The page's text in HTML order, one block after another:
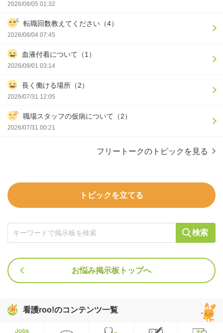
2026/08/05 01:32
転職回数教えてください（4）
2026/08/04 07:45
血液付着について（1）
2026/08/01 03:14
長く働ける場所（2）
2026/07/31 12:05
職場スタッフの仮病について（2）
2026/07/31 00:21
フリートークのトピックを見る
トピックを立てる
検索
お悩み掲示板トップへ
看護roo!のコンテンツ一覧